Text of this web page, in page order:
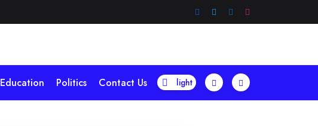
Education Politics Contact Us